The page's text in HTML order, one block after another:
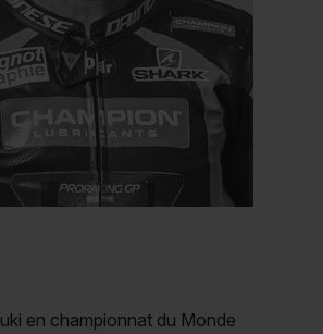
S'identifier
en championnat du Monde